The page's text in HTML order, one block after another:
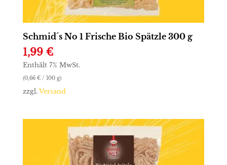
Schmid´s No 1 Frische Bio Spätzle 300 g
1,99 €
Enthält 7% MwSt.
(0,66 €/ 100 g)
zzgl.Versand